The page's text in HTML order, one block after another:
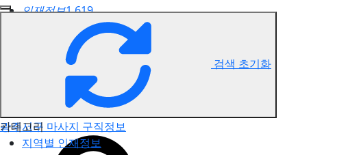
인재정보1,619
고객센터
전국업체정보
마사지가이드
업체 서비스 관리
광주서구 마사지 구직정보
검색 초기화
카테고리
지역별 인재정보